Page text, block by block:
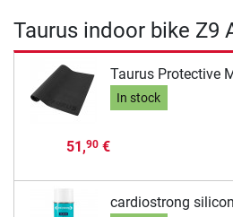
Taurus indoor bike Z9
Taurus Protective
In stock
51,90€
cardiostrong